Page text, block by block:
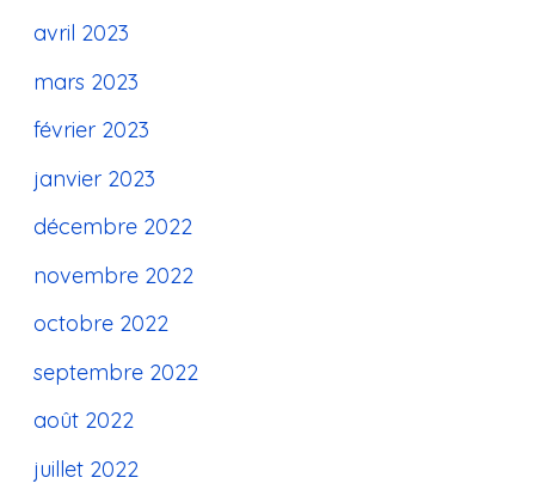
avril 2023
mars 2023
février 2023
janvier 2023
décembre 2022
novembre 2022
octobre 2022
septembre 2022
août 2022
juillet 2022